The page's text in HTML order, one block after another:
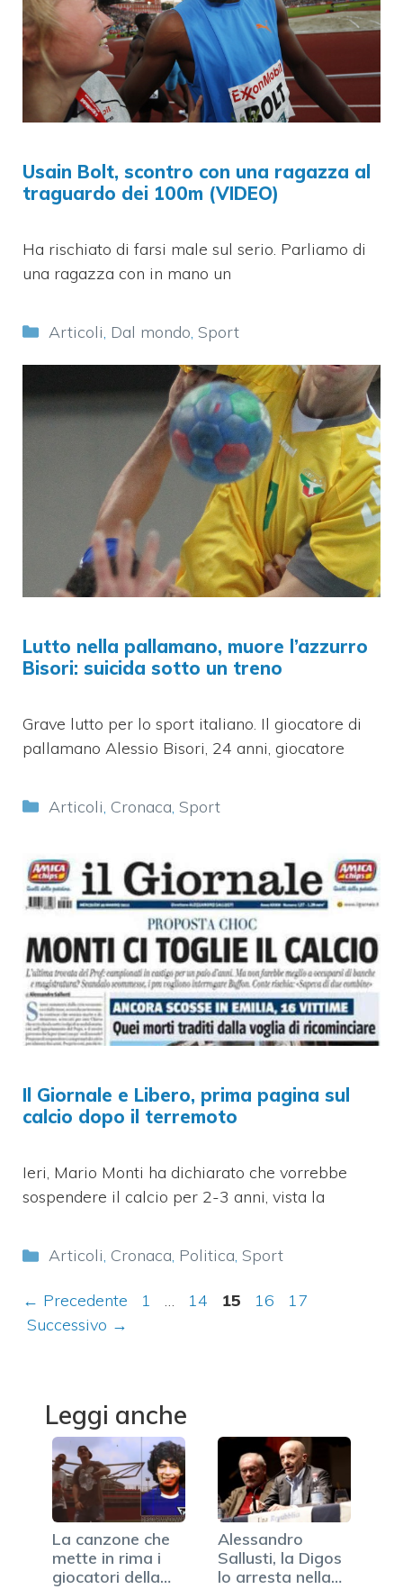
Usain Bolt, scontro con una ragazza al
traguardo dei 100m (VIDEO)
Ha rischiato di farsi male sul serio. Parliamo di
una ragazza con in mano un
Categorie
Articoli, Dal mondo, Sport
Lutto nella pallamano, muore l’azzurro
Bisori: suicida sotto un treno
Grave lutto per lo sport italiano. Il giocatore di
pallamano Alessio Bisori, 24 anni, giocatore
Categorie
Articoli, Cronaca, Sport
Il Giornale e Libero, prima pagina sul
calcio dopo il terremoto
Ieri, Mario Monti ha dichiarato che vorrebbe
sospendere il calcio per 2-3 anni, vista la
Categorie
Articoli, Cronaca, Politica, Sport
← Precedente Pagina
1 … Pagina
14 Pagina
15 Pagina
16 Pagina
17
Successivo →
Leggi anche
La canzone che
mette in rima i
giocatori della
Alessandro
Sallusti, la Digos
lo arresta nella